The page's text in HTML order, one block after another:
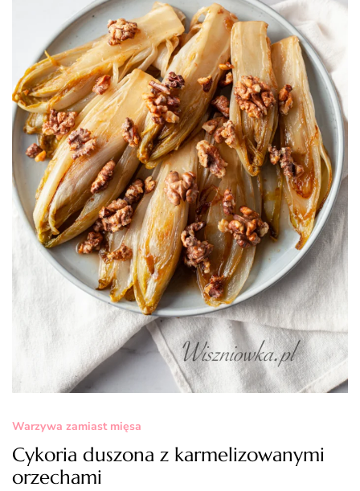
Warzywa zamiast mięsa
Cykoria duszona z karmelizowanymi
orzechami